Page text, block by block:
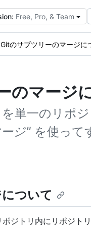
Free, Pro, & Team
Gitのサブツリーのマージに
のマージ
単一のリポ
ジ" を使って
ついて
ジトリ内にリポジト